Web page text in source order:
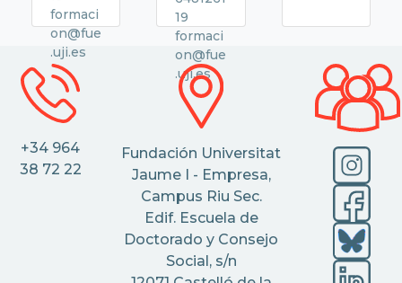
formaci
on@fue
.uji.es
19
formaci
on@fue
.uji.es
+34 964
38 72 22
Fundación Universitat
Jaume I - Empresa,
Campus Riu Sec.
Edif. Escuela de
Doctorado y Consejo
Social, s/n